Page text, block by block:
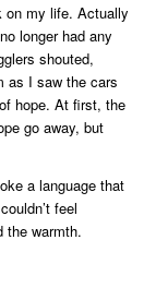
on my life. Actually
longer had any
shouted,
as I saw the cars
hope. At first, the
go away, but
a language that
feel
the warmth.